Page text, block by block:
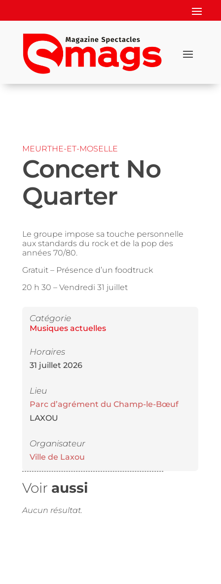
MEURTHE-ET-MOSELLE
Concert No
Quarter
Le groupe impose sa touche personnelle
aux standards du rock et de la pop des
années 70/80.
Gratuit – Présence d’un foodtruck
20 h 30 – Vendredi 31 juillet
Catégorie
Musiques actuelles
Horaires
31 juillet 2026
Lieu
Parc d’agrément du Champ-le-Bœuf
LAXOU
Organisateur
Ville de Laxou
Voir aussi
Aucun résultat.